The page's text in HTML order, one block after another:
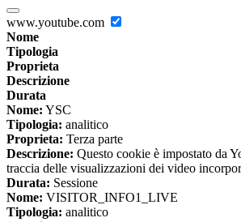
www.youtube.com
Nome
Tipologia
Proprieta
Descrizione
Durata
Nome: YSC
Tipologia: analitico
Proprieta: Terza parte
Descrizione: Questo cookie è impostato da
traccia delle visualizzazioni dei video
Durata: Sessione
Nome: VISITOR_INFO1_LIVE
Tipologia: analitico